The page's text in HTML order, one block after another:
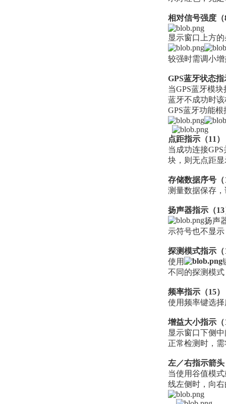
相对信号强度（
显示窗口上方
较强时需调小
GPS蓝牙状态指
当GPS蓝牙模
蓝牙不成功时
GPS蓝牙功能
点距指示（11）
当成功连接
块，则无点距
存储数据序号（
测量数据保存
扬声器指示（
扬声
示符号也不显
探测模式指示（
使用
不同的探测模
频率指示（15）
使用频率键选
增益大小指示（
显示窗口下侧
正常检测时，
左／右指示箭头
当使用谷值模
线左侧时，向